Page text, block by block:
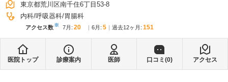
東京都荒川区南千住6丁目53-8
内科 呼吸器科 胃腸科
アクセス数※ 7月 : 20 6月 : 5 過去12ヶ月: 151
医院トップ 診療案内 医師 口コミ(0) アクセス